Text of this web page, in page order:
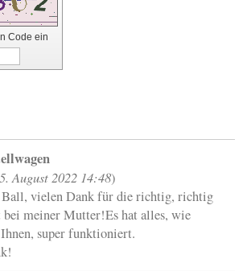
Code ein
August 2022 14:48)
vielen Dank für die richtig, richtig
meiner Mutter!Es hat alles, wie
super funktioniert.